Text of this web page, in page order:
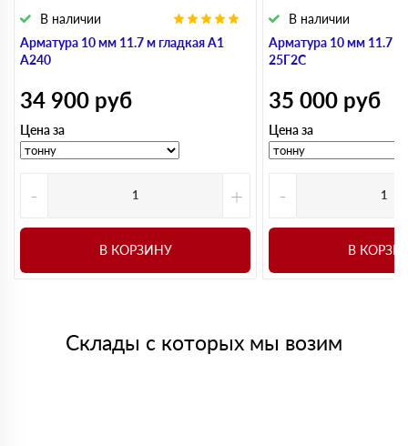
Арматура 10 мм 11.7 м гладкая А1
А240
В наличии
34 900 руб
Цена за
- +
В КОРЗИНУ
Арматура 10 мм 11.7 м
25Г2С
В наличии
35 000 руб
Цена за
-
В
Склады с которых мы возим